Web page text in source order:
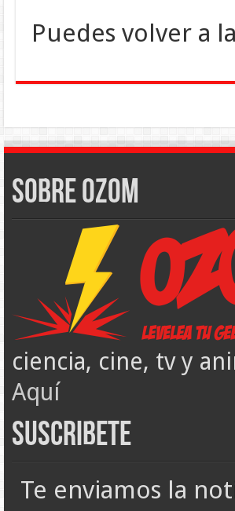
Puedes volver a la
Sobre Ozom
ciencia, cine, tv y
Aquí
Suscribete
Te enviamos la